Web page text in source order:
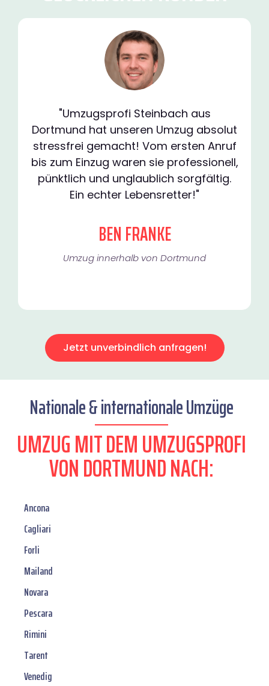
"Umzugsprofi Steinbach aus
Dortmund hat unseren Umzug absolut
stressfrei gemacht! Vom ersten Anruf
bis zum Einzug waren sie professionell,
pünktlich und unglaublich sorgfältig.
Ein echter Lebensretter!"
BEN FRANKE
Umzug innerhalb von Dortmund​
Jetzt unverbindlich anfragen!
Nationale & internationale Umzüge
UMZUG MIT DEM UMZUGSPROFI
VON DORTMUND NACH:
Ancona
Cagliari
Forli
Mailand
Novara
Pescara
Rimini
Tarent
Venedig